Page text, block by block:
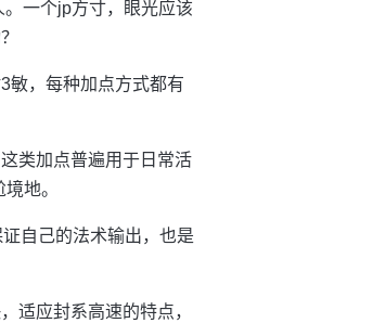
一个jp方寸，眼光应该
敏，每种加点方式都有
类加点普遍用于日常活
地。
自己的法术输出，也是
适应封系高速的特点，